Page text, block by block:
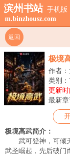
滨州书站 手机版
m.binzhousz.com
返回
极境
作者
类别
更新时
最新章
极境高武简介：
武可登神，可倾
武圣崛起，先后破门